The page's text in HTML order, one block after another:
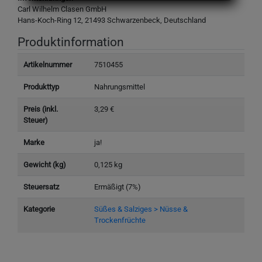
Carl Wilhelm Clasen GmbH
Hans-Koch-Ring 12, 21493 Schwarzenbeck, Deutschland
Produktinformation
Artikelnummer 7510455
Produkttyp Nahrungsmittel
Preis (inkl.
Steuer)
3,29 €
Marke ja!
Gewicht (kg) 0,125 kg
Steuersatz Ermäßigt (7%)
Kategorie
Süßes & Salziges > Nüsse &
Trockenfrüchte